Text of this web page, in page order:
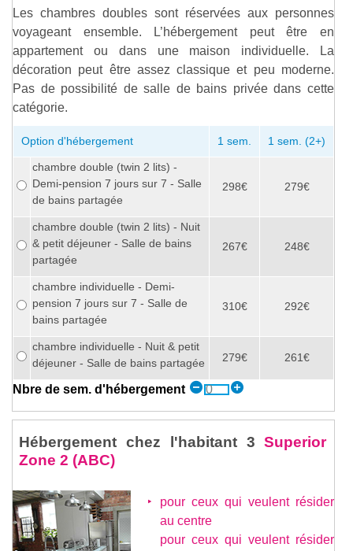
Les chambres doubles sont réservées aux personnes
voyageant ensemble. L’hébergement peut être en
appartement ou dans une maison individuelle. La
décoration peut être assez classique et peu moderne.
Pas de possibilité de salle de bains privée dans cette
catégorie.
Option d'hébergement 1 sem. 1 sem. (2+)
chambre double (twin 2 lits) -
Demi-pension 7 jours sur 7 - Salle
de bains partagée
298€ 279€
chambre double (twin 2 lits) - Nuit
& petit déjeuner - Salle de bains
partagée
267€ 248€
chambre individuelle - Demi-
pension 7 jours sur 7 - Salle de
bains partagée
310€ 292€
chambre individuelle - Nuit & petit
déjeuner - Salle de bains partagée
279€ 261€
Nbre de sem. d'hébergement
Hébergement chez l'habitant 3 Superior
Zone 2 (ABC)
pour ceux qui veulent résider
au centre
pour ceux qui veulent résider